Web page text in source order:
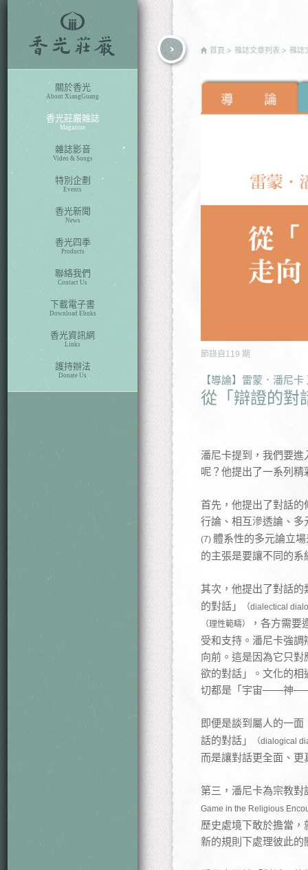
關於香光
About XiangGuang
香光莊嚴雜誌
Magazine
雜誌影音
Video & Songs
特別企劃
Events
香光新聞
News
香光四季
Products
聯絡我們
Contact Us
下載電子書
Download Eboks
香光資訊網
Links
護持辦法
Donate Us
首頁 雜誌文章列表 雜誌
節錄自 119 期
【導論】雷蒙．潘尼
從「辯證的對
潘尼卡提到，我們要
呢？他提出了一系列精
首先，他提出了對話
行論、相互滲透論、多
(7) 體系性的多元論立
的主張是要讓不同的
其次，他提出了對話
的對話」
（dialectical
（理性範疇）
，各方需
受和支持。潘尼卡強
向前。這是因為它只
欲的對話」。文化的
切都是「宇宙——神
即便是談到屬人的一
話的對話」
（dialogical
而是讓對話更全面、
第三，潘尼卡為宗教
Game in the Religious
歷史處境下敢於擔當
新的規則下處理彼此